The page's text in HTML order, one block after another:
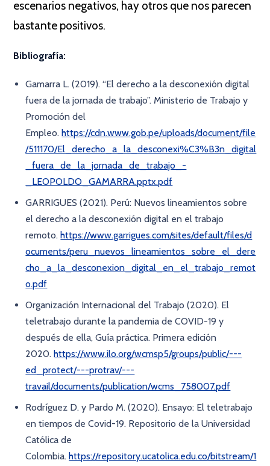
escenarios negativos, hay otros que nos parecen
bastante positivos.
Bibliografía:
Gamarra L. (2019). “El derecho a la desconexión digital
fuera de la jornada de trabajo”. Ministerio de Trabajo y
Promoción del
Empleo.https://cdn.www.gob.pe/uploads/document/file
/511170/El_derecho_a_la_desconexi%C3%B3n_digital
_fuera_de_la_jornada_de_trabajo_-
_LEOPOLDO_GAMARRA.pptx.pdf
GARRIGUES (2021). Perú: Nuevos lineamientos sobre
el derecho a la desconexión digital en el trabajo
remoto.https://www.garrigues.com/sites/default/files/d
ocuments/peru_nuevos_lineamientos_sobre_el_dere
cho_a_la_desconexion_digital_en_el_trabajo_remot
o.pdf
Organización Internacional del Trabajo (2020). El
teletrabajo durante la pandemia de COVID-19 y
después de ella, Guía práctica. Primera edición
2020.https://www.ilo.org/wcmsp5/groups/public/---
ed_protect/---protrav/---
travail/documents/publication/wcms_758007.pdf
Rodríguez D. y Pardo M. (2020). Ensayo: El teletrabajo
en tiempos de Covid-19. Repositorio de la Universidad
Católica de
Colombia.https://repository.ucatolica.edu.co/bitstream/1